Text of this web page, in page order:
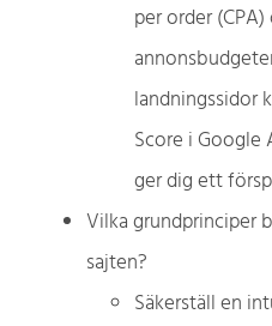
per order
landningssidor
Score i Google
ger dig ett
Vilka grundprinciper
sajten?
Säkerställ en